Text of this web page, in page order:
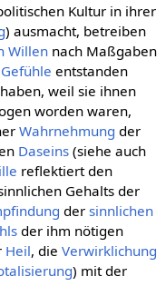
Kultur in ihrer
) ausmacht, betreiben
Willennach Maßgaben
Gefühle entstanden
weil sie ihnen
worden waren,
Wahrnehmung der
Daseins(siehe auch
reflektiert den
Gehalts der
der sinnlichen
der ihm nötigen
Heil, die Verwirklichung
) mit der